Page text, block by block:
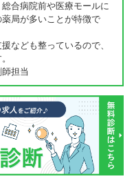
合病院前や医療モールに
局が多いことが特徴で
なども整っているので、
担当